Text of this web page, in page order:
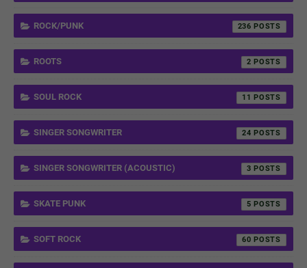
ROCK/PUNK 236
ROOTS 2
SOUL ROCK 11
SINGER SONGWRITER 24
SINGER SONGWRITER (ACOUSTIC) 3
SKATE PUNK 5
SOFT ROCK 60